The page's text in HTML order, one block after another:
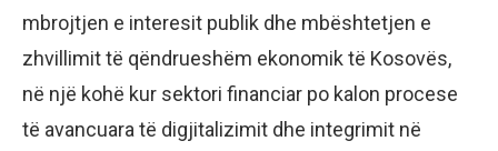
mbrojtjen e interesit publik dhe mbështetjen e
zhvillimit të qëndrueshëm ekonomik të Kosovës,
në një kohë kur sektori financiar po kalon procese
të avancuara të digjitalizimit dhe integrimit në